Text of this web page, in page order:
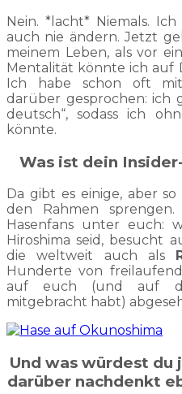
Nein. *lacht* Niemals.
auch nie ändern. Jetzt
meinem Leben, als vor
Mentalität könnte ich auf
Ich habe schon oft
darüber gesprochen: ich
deutsch“, sodass ich
könnte.
Was ist dein
Da gibt es einige, aber
den Rahmen
Hasenfans unter euch:
Hiroshima seid, besucht
die weltweit auch als
Hunderte von
auf euch (und auf
mitgebracht habt)
Und was würdest du
darüber nachdenkt